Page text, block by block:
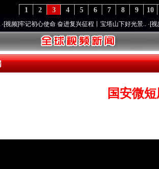
10
9
8
7
6
5
4
3
2
1
心使命 奋进复兴征程丨宝塔山下好光景..·[视频]因党而
国安微